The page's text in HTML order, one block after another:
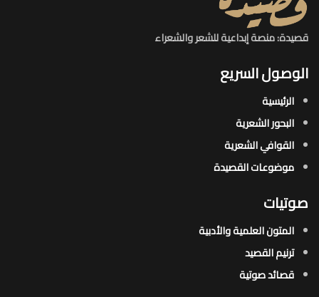
قصيدة: منصة إبداعية للشعر والشعراء
الوصول السريع
الرئيسية
البحور الشعرية​
القوافي الشعرية​
موضوعات القصيدة​
صوتيات
المتون العلمية والأدبية
ترنيم القصيد
قصائد صوتية